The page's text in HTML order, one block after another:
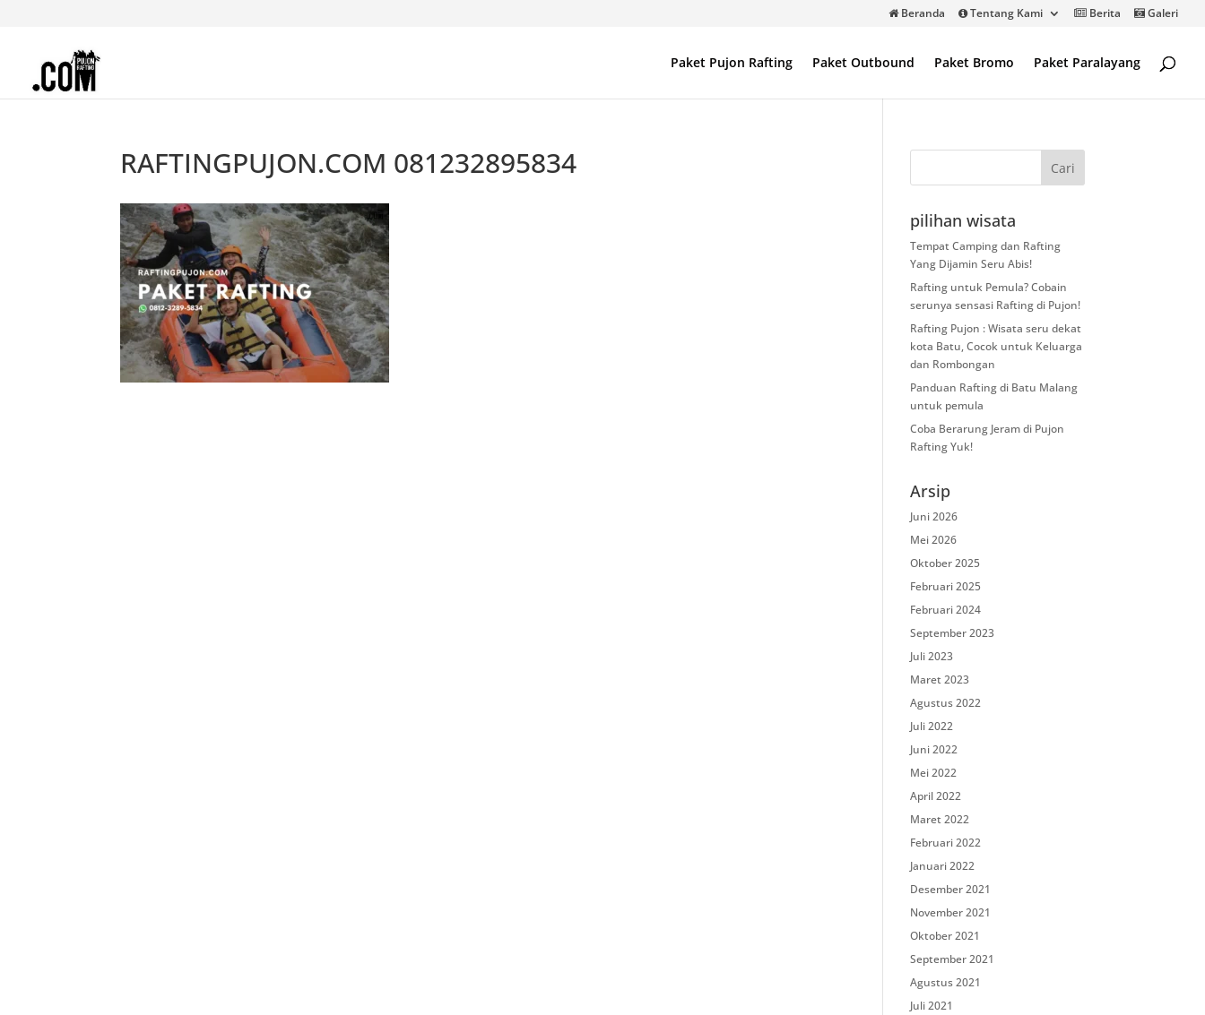
Beranda Tentang Kami Berita Galeri
Paket Pujon Rafting Paket Outbound Paket Bromo Paket Paralayang
RAFTINGPUJON.COM 081232895834
pilihan wisata
Tempat Camping dan Rafting
Yang Dijamin Seru Abis!
Rafting untuk Pemula? Cobain
serunya sensasi Rafting di Pujon!
Rafting Pujon : Wisata seru dekat
kota Batu, Cocok untuk Keluarga
dan Rombongan
Panduan Rafting di Batu Malang
untuk pemula
Coba Berarung Jeram di Pujon
Rafting Yuk!
Arsip
Juni 2026
Mei 2026
Oktober 2025
Februari 2025
Februari 2024
September 2023
Juli 2023
Maret 2023
Agustus 2022
Juli 2022
Juni 2022
Mei 2022
April 2022
Maret 2022
Februari 2022
Januari 2022
Desember 2021
November 2021
Oktober 2021
September 2021
Agustus 2021
Juli 2021